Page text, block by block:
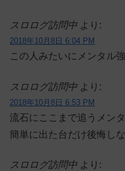
スロログ訪問中 より:
2018年10月8日 6:04 PM
この人みたいにメンタル
スロログ訪問中 より:
2018年10月8日 6:53 PM
流石にここまで追うメン
簡単に出た台だけ後悔し
スロログ訪問中 より: